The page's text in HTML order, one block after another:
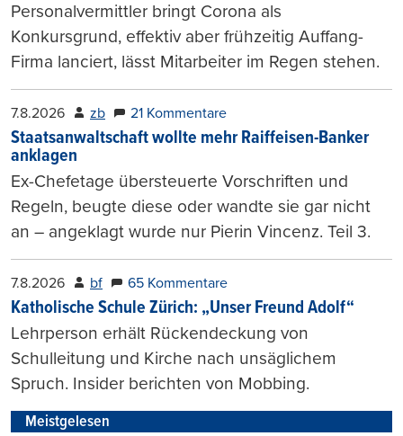
Personalvermittler bringt Corona als
Konkursgrund, effektiv aber frühzeitig Auffang-
Firma lanciert, lässt Mitarbeiter im Regen stehen.
7.8.2026 zb 21 Kommentare
Staatsanwaltschaft wollte mehr Raiffeisen-Banker
anklagen
Ex-Chefetage übersteuerte Vorschriften und
Regeln, beugte diese oder wandte sie gar nicht
an – angeklagt wurde nur Pierin Vincenz. Teil 3.
7.8.2026 bf 65 Kommentare
Katholische Schule Zürich: „Unser Freund Adolf“
Lehrperson erhält Rückendeckung von
Schulleitung und Kirche nach unsäglichem
Spruch. Insider berichten von Mobbing.
Meistgelesen